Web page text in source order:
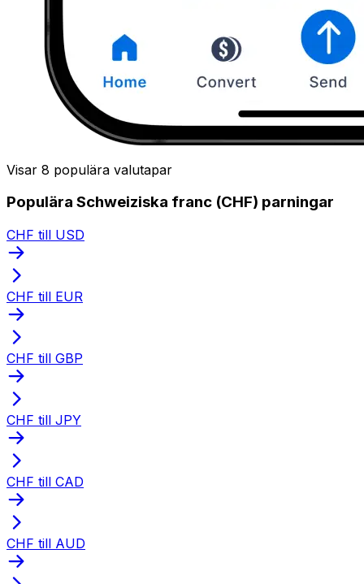
Visar 8 populära valutapar
Populära Schweiziska franc (CHF) parningar
CHF till USD
CHF till EUR
CHF till GBP
CHF till JPY
CHF till CAD
CHF till AUD